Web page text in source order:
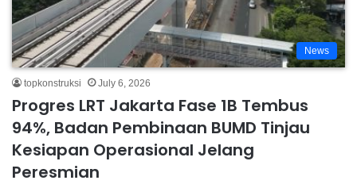
News
topkonstruksi July 6, 2026
Progres LRT Jakarta Fase 1B Tembus
94%, Badan Pembinaan BUMD Tinjau
Kesiapan Operasional Jelang
Peresmian